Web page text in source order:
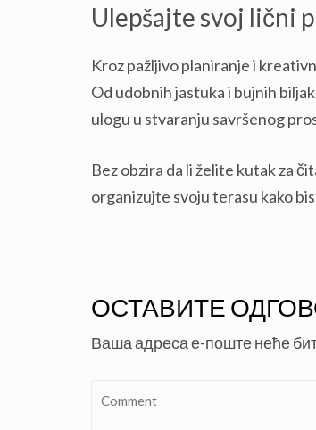
Ulepšajte svoj lični
Kroz pažljivo planiranje i
Od udobnih jastuka i bujnih
ulogu u stvaranju savršenog
Bez obzira da li želite kutak za
organizujte svoju terasu kako
ОСТАВИТЕ
Ваша адреса е-поште неће
Comment